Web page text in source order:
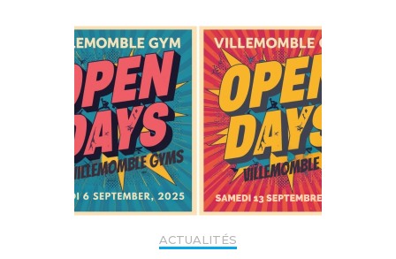
ACTUALITÉS